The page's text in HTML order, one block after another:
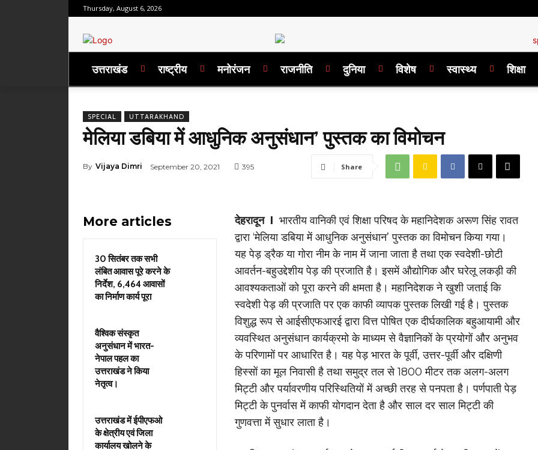
Thursday, August 6, 2026
उत्तराखंड राष्ट्रीय मनोरंजन राजनीति दुनिया विशेष स्वास्थ्य शिक्षा
SPECIAL UTTARAKHAND
मेलिया डबिया में आधुनिक अनुसंधान’ पुस्तक का विमोचन
By Vijaya Dimri September 20, 2021 395 Share
More articles
30 सितंबर तक सभी
लंबित आवास पूरे करने के
निर्देश, 6,464 आवासों
का निर्माण कार्य पूरा
वैश्विक संस्कृत
अनुसंधान में भारत-
नेपाल पहल का
उत्तराखंड ने किया
नेतृत्व।
उत्तराखंड में ईपीएफओ
के क्षेत्रीय एवं जिला
कार्यालय खोलने के
देहरादून I भारतीय वानिकी एवं शिक्षा परिषद के महानिदेशक अरूण सिंह रावत
द्वारा ‘मेलिया डबिया में आधुनिक अनुसंधान’ पुस्तक का विमोचन किया गया।
यह पेड़ ड्रैक या गोरा नीम के नाम में जाना जाता है तथा एक स्वदेशी-छोटी
आवर्तन-बहुउद्देशीय पेड़ की प्रजाति है। इसमें औद्योगिक और घरेलू लकड़ी की
आवश्यकताओं को पूरा करने की क्षमता है। महानिदेशक ने खुशी जताई कि
स्वदेशी पेड़ की प्रजाति पर एक काफी व्यापक पुस्तक लिखी गई है। पुस्तक
विशुद्ध रूप से आईसीएफआरई द्वारा वित्त पोषित एक दीर्घकालिक बहुआयामी और
व्यवस्थित अनुसंधान कार्यक्रमो के माध्यम से वैज्ञानिकों के प्रयोगों और अनुभव
के परिणामों पर आधारित है। यह पेड़ भारत के पूर्वी, उत्तर-पूर्वी और दक्षिणी
हिस्सों का मूल निवासी है तथा समुद्र तल से 1800 मीटर तक अलग-अलग
मिट्टी और पर्यावरणीय परिस्थितियों में अच्छी तरह से पनपता है। पर्णपाती पेड़
मिट्टी के पुनर्वास में काफी योगदान देता है और साल दर साल मिट्टी की
गुणवत्ता में सुधार लाता है।